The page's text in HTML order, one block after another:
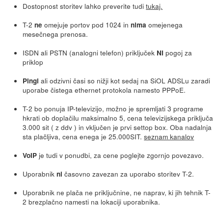
Dostopnost storitev lahko preverite tuditukaj.
T-2ne omejuje portov pod 1024 innima omejenega
mesečnega prenosa.
ISDN ali PSTN (analogni telefon) priključek NI pogoj za
priklop
Pingi ali odzivni časi so nižji kot sedaj na SiOL ADSLu zaradi
uporabe čistega ethernet protokola namesto PPPoE.
T-2 bo ponuja IP-televizijo, možno je spremljati 3 programe
hkrati ob doplačilu maksimalno 5, cena televizijskega priključa
3.000 sit ( z ddv ) in vključen je prvi settop box. Oba nadalnja
sta plačljiva, cena enega je 25.000SIT.seznam kanalov
VoIP je tudi v ponudbi, za cene poglejte zgornjo povezavo.
Uporabnikni časovno zavezan za uporabo storitev T-2.
Uporabnik ne plača ne priključnine, ne naprav, ki jih tehnik T-
2 brezplačno namesti na lokaciji uporabnika.